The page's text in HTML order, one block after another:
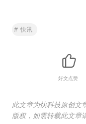
# 快讯
好文点赞
此文章为快科技原创文
版权，如需转载此文章